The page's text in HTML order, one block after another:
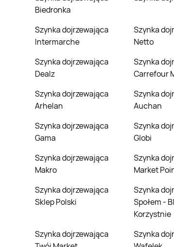
Biedronka
Szynka dojrzewająca
Intermarche
Szynka dojrzewająca
Netto
Szynka dojrzewająca
Dealz
Szynka dojrzewająca
Carrefour
Szynka dojrzewająca
Arhelan
Szynka dojrzewająca
Auchan
Szynka dojrzewająca
Gama
Szynka dojrzewająca
Globi
Szynka dojrzewająca
Makro
Szynka dojrzewająca
Market
Szynka dojrzewająca
Sklep Polski
Szynka dojrzewająca
Społem -
Korzystnie
Szynka dojrzewająca
Szynka dojrzewająca